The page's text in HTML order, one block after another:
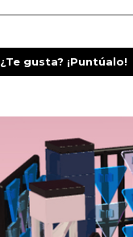
¿Te gusta? ¡Puntúalo!